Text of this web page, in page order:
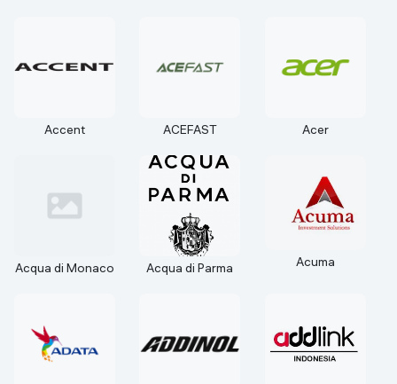
Accent ACEFAST Acer
Acqua di Monaco Acqua di Parma Acuma